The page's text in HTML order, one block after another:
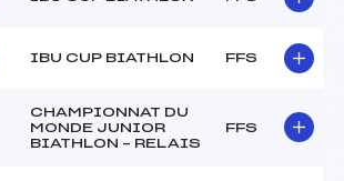
IBU CUP BIATHLON FFS
CHAMPIONNAT DU
MONDE JUNIOR
BIATHLON – RELAIS
FFS